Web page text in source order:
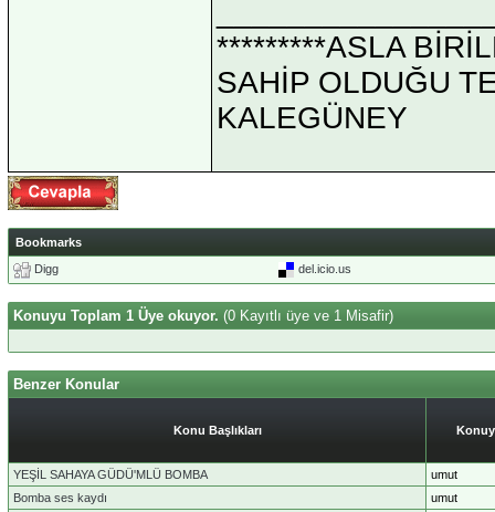
*********ASLA
SAHİP OLDUĞU
KALEGÜNEY
Bookmarks
Digg
del.icio.us
Konuyu Toplam 1 Üye okuyor. (0 Kayıtlı üye ve 1 Misafir)
Benzer Konular
Konu Başlıkları
YEŞİL SAHAYA GÜDÜ'MLÜ BOMBA
umut
Bomba ses kaydı
umut